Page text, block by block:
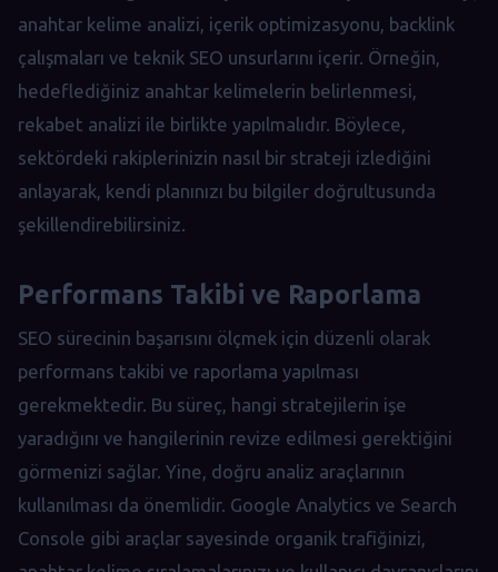
anahtar kelime analizi, içerik optimizasyonu, backlink
çalışmaları ve teknik SEO unsurlarını içerir. Örneğin,
hedeflediğiniz anahtar kelimelerin belirlenmesi,
rekabet analizi ile birlikte yapılmalıdır. Böylece,
sektördeki rakiplerinizin nasıl bir strateji izlediğini
anlayarak, kendi planınızı bu bilgiler doğrultusunda
şekillendirebilirsiniz.
Performans Takibi ve Raporlama
SEO sürecinin başarısını ölçmek için düzenli olarak
performans takibi ve raporlama yapılması
gerekmektedir. Bu süreç, hangi stratejilerin işe
yaradığını ve hangilerinin revize edilmesi gerektiğini
görmenizi sağlar. Yine, doğru analiz araçlarının
kullanılması da önemlidir. Google Analytics ve Search
Console gibi araçlar sayesinde organik trafiğinizi,